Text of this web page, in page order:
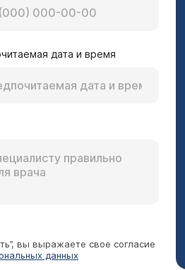
дата и время
вы выражаете свое согласие
данных